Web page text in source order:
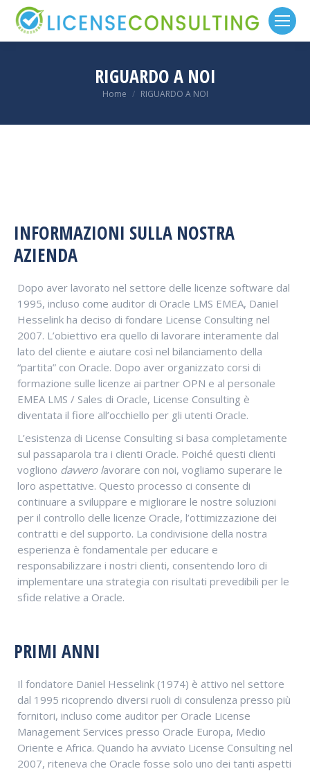
RIGUARDO A NOI
You are here:
Home RIGUARDO A NOI
INFORMAZIONI SULLA NOSTRA
AZIENDA
Dopo aver lavorato nel settore delle licenze software dal
1995, incluso come auditor di Oracle LMS EMEA, Daniel
Hesselink ha deciso di fondare License Consulting nel
2007. L’obiettivo era quello di lavorare interamente dal
lato del cliente e aiutare così nel bilanciamento della
“partita” con Oracle. Dopo aver organizzato corsi di
formazione sulle licenze ai partner OPN e al personale
EMEA LMS / Sales di Oracle, License Consulting è
diventata il fiore all’occhiello per gli utenti Oracle.
L’esistenza di License Consulting si basa completamente
sul passaparola tra i clienti Oracle. Poiché questi clienti
vogliono davvero lavorare con noi, vogliamo superare le
loro aspettative. Questo processo ci consente di
continuare a sviluppare e migliorare le nostre soluzioni
per il controllo delle licenze Oracle, l’ottimizzazione dei
contratti e del supporto. La condivisione della nostra
esperienza è fondamentale per educare e
responsabilizzare i nostri clienti, consentendo loro di
implementare una strategia con risultati prevedibili per le
sfide relative a Oracle.
PRIMI ANNI
Il fondatore Daniel Hesselink (1974) è attivo nel settore
dal 1995 ricoprendo diversi ruoli di consulenza presso più
fornitori, incluso come auditor per Oracle License
Management Services presso Oracle Europa, Medio
Oriente e Africa. Quando ha avviato License Consulting nel
2007, riteneva che Oracle fosse solo uno dei tanti aspetti